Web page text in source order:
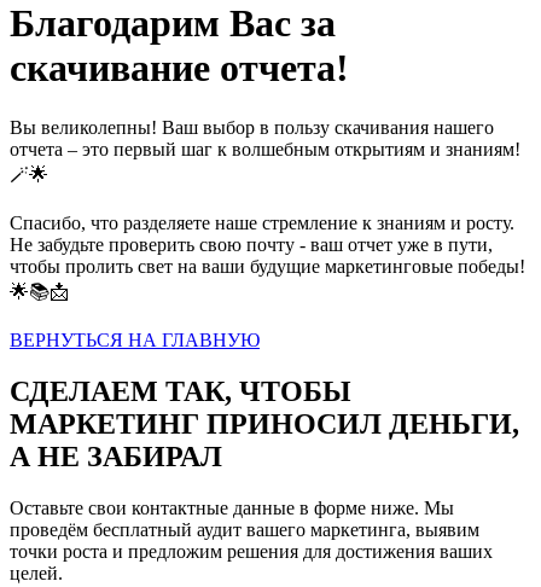
Благодарим Вас за
скачивание отчета!
Вы великолепны! Ваш выбор в пользу скачивания нашего
отчета – это первый шаг к волшебным открытиям и знаниям!
🪄🌟
Спасибо, что разделяете наше стремление к знаниям и росту.
Не забудьте проверить свою почту - ваш отчет уже в пути,
чтобы пролить свет на ваши будущие маркетинговые победы!
🌟📚📩
ВЕРНУТЬСЯ НА ГЛАВНУЮ
СДЕЛАЕМ ТАК, ЧТОБЫ
МАРКЕТИНГ ПРИНОСИЛ ДЕНЬГИ,
А НЕ ЗАБИРАЛ
Оставьте свои контактные данные в форме ниже. Мы
проведём бесплатный аудит вашего маркетинга, выявим
точки роста и предложим решения для достижения ваших
целей.